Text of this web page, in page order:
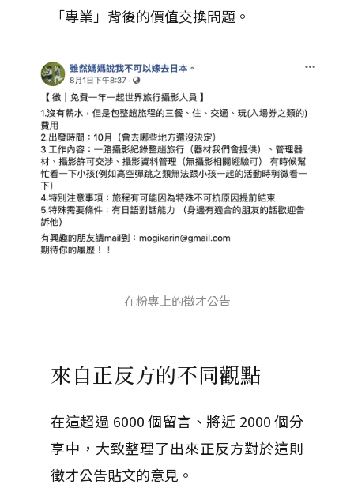
「專業」背後的價值交換問題。
在粉專上的徵才公告
來自正反方的不同觀點
在這超過 6000 個留言、將近 2000 個分
享中，大致整理了出來正反方對於這則
徵才公告貼文的意見。